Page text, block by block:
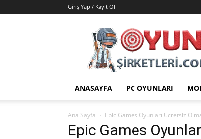
Giriş Yap / Kayıt Ol
Oyun
Şirketleri
|
Oyunlar
Hileler
ANASAYFA PC OYUNLARI
Ana Sayfa Epic Games Oyunları Ücretsiz
Epic Games